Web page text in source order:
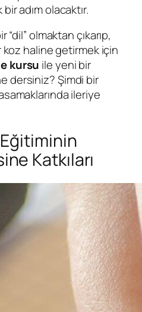
adım olacaktır.
olmaktan çıkarıp,
haline getirmek için
kursu ile yeni bir
dersiniz? Şimdi bir
ileriye
Eğitiminin
Katkıları